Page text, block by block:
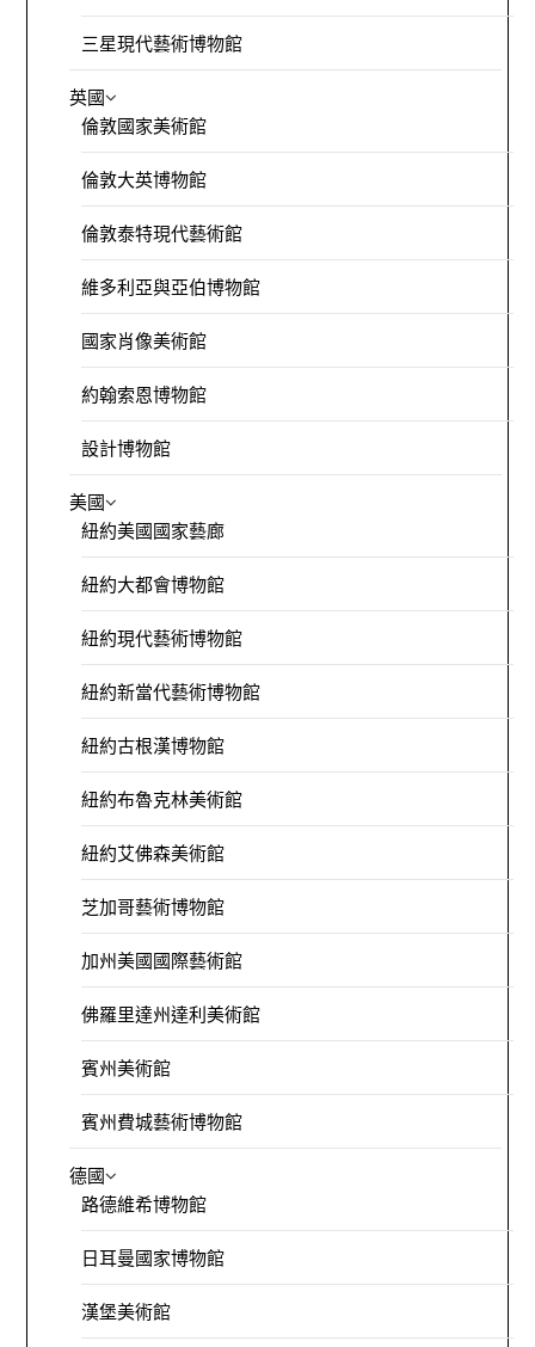
三星現代藝術博物館
英國
倫敦國家美術館
倫敦大英博物館
倫敦泰特現代藝術館
維多利亞與亞伯博物館
國家肖像美術館
約翰索恩博物館
設計博物館
美國
紐約美國國家藝廊
紐約大都會博物館
紐約現代藝術博物館
紐約新當代藝術博物館
紐約古根漢博物館
紐約布魯克林美術館
紐約艾佛森美術館
芝加哥藝術博物館
加州美國國際藝術館
佛羅里達州達利美術館
賓州美術館
賓州費城藝術博物館
德國
路德維希博物館
日耳曼國家博物館
漢堡美術館